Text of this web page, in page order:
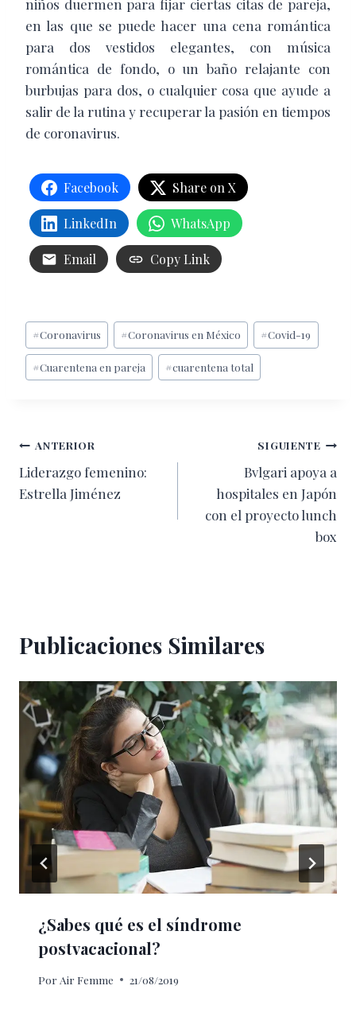
niños duermen para fijar ciertas citas de pareja,
en las que se puede hacer una cena romántica
para dos vestidos elegantes, con música
romántica de fondo, o un baño relajante con
burbujas para dos, o cualquier cosa que ayude a
salir de la rutina y recuperar la pasión en tiempos
de coronavirus.
Facebook Share on X
LinkedIn WhatsApp
Email Copy Link
Etiquetas
de
la
#Coronavirus #Coronavirus en México #Covid-19
#Cuarentena en pareja #cuarentena total
Navegación
de
ANTERIOR
Liderazgo femenino:
Estrella Jiménez
SIGUIENTE
Bvlgari apoya a
hospitales en Japón
con el proyecto lunch
box
Publicaciones Similares
¿Sabes qué es el síndrome
postvacacional?
Por Air Femme 21/08/2019